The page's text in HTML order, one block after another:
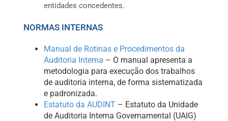
entidades concedentes.
NORMAS INTERNAS
Manual de Rotinas e Procedimentos da
Auditoria Interna – O manual apresenta a
metodologia para execução dos trabalhos
de auditoria interna, de forma sistematizada
e padronizada.
Estatuto da AUDINT – Estatuto da Unidade
de Auditoria Interna Governamental (UAIG)